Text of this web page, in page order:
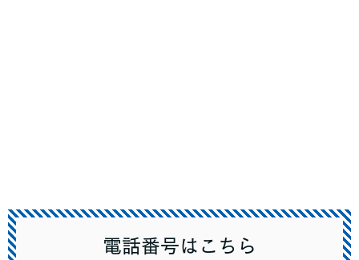
電話番号はこちら